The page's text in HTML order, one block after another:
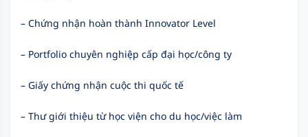
– Chứng nhận hoàn thành Innovator Level
– Portfolio chuyên nghiệp cấp đại học/công ty
– Giấy chứng nhận cuộc thi quốc tế
– Thư giới thiệu từ học viện cho du học/việc làm